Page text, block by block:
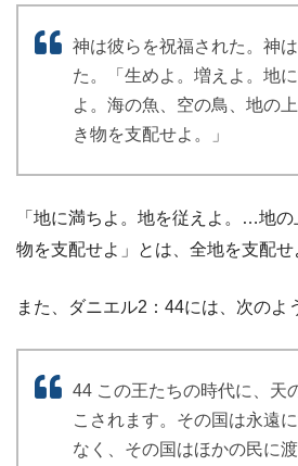
神は彼らを祝福された。神
た。「生めよ。増えよ。地
よ。海の魚、空の鳥、地の
き物を支配せよ。」
「地に満ちよ。地を従えよ。…地
物を支配せよ」とは、全地を支配せ
また、ダニエル2：44には、次のよ
44 この王たちの時代に、天
こされます。その国は永遠
なく、その国はほかの民に